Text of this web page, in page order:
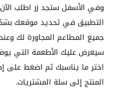
وفي الأسفل ستجد زر اطلب
التطبيق في تحديد موقعك
جميع المطاعم المجاورة لك
سيعرض عليك الأطعمة التي
اختر ما يناسبك ثم اضغط على
المنتج إلى سلة المشتريات.